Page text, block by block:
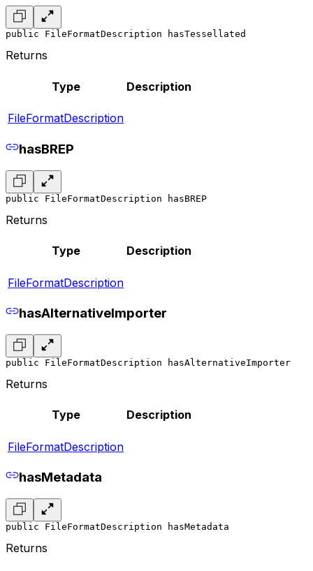
public FileFormatDescription hasTessellated
Returns
Type Description
FileFormatDescription
hasBREP
public FileFormatDescription hasBREP
Returns
Type Description
FileFormatDescription
hasAlternativeImporter
public FileFormatDescription hasAlternativeImporter
Returns
Type Description
FileFormatDescription
hasMetadata
public FileFormatDescription hasMetadata
Returns